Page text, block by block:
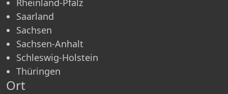
Rheinland-Pfalz
Saarland
Sachsen
Sachsen-Anhalt
Schleswig-Holstein
Thüringen
Ort